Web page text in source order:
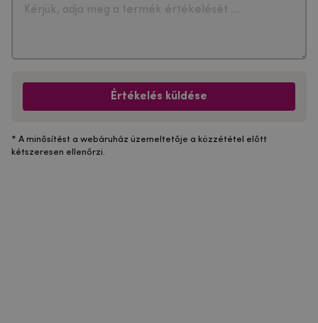
Értékelés küldése
* A minősítést a webáruház üzemeltetője a közzététel előtt
kétszeresen ellenőrzi.